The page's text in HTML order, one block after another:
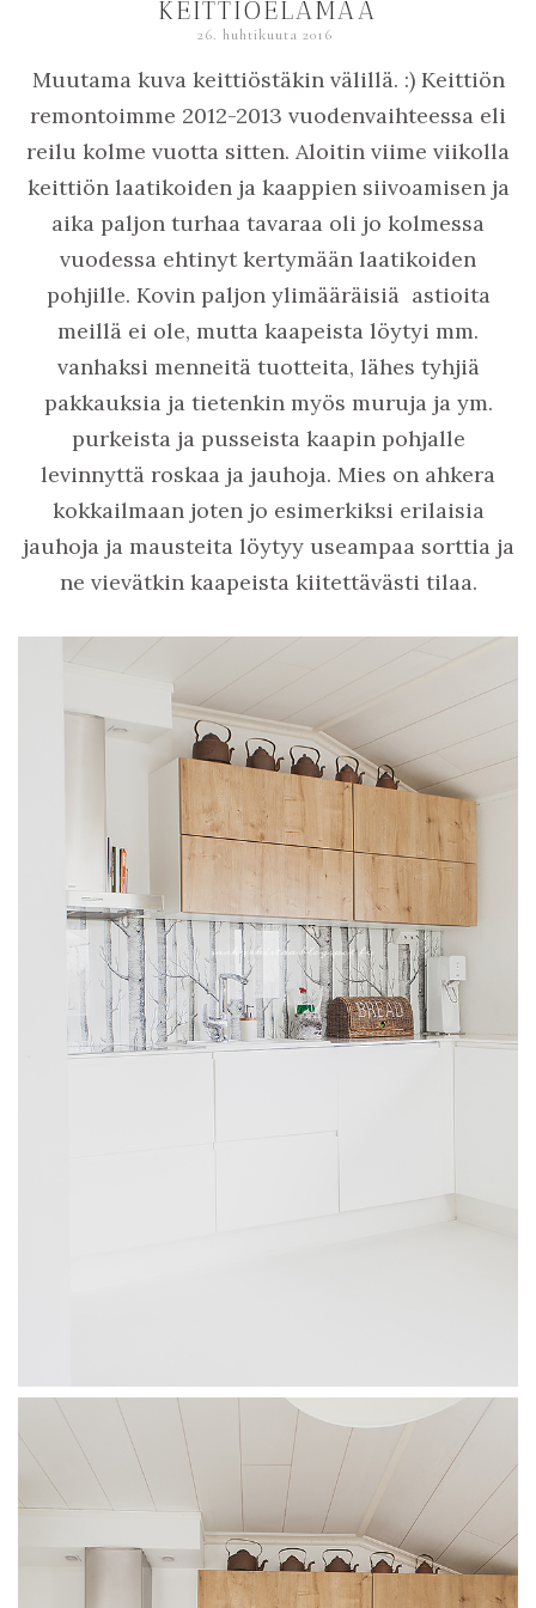
KEITTIÖELÄMÄÄ
26. huhtikuuta 2016
Muutama kuva keittiöstäkin välillä. :) Keittiön
remontoimme 2012-2013 vuodenvaihteessa eli
reilu kolme vuotta sitten. Aloitin viime viikolla
keittiön laatikoiden ja kaappien siivoamisen ja
aika paljon turhaa tavaraa oli jo kolmessa
vuodessa ehtinyt kertymään laatikoiden
pohjille. Kovin paljon ylimääräisiä astioita
meillä ei ole, mutta kaapeista löytyi mm.
vanhaksi menneitä tuotteita, lähes tyhjiä
pakkauksia ja tietenkin myös muruja ja ym.
purkeista ja pusseista kaapin pohjalle
levinnyttä roskaa ja jauhoja. Mies on ahkera
kokkailmaan joten jo esimerkiksi erilaisia
jauhoja ja mausteita löytyy useampaa sorttia ja
ne vievätkin kaapeista kiitettävästi tilaa.